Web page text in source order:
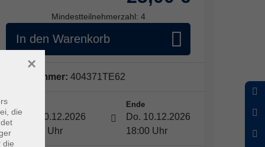
Mindestteilnehmerzahl: 4
In den Warenkorb
Kursnummer: 404371TE62
Do. 10.12.2026
16:30 Uhr
Ende
Do. 10.12.2026
18:00 Uhr
die
die
×